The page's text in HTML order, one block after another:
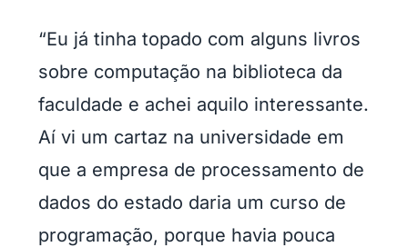
“Eu já tinha topado com alguns livros
sobre computação na biblioteca da
faculdade e achei aquilo interessante.
Aí vi um cartaz na universidade em
que a empresa de processamento de
dados do estado daria um curso de
programação, porque havia pouca